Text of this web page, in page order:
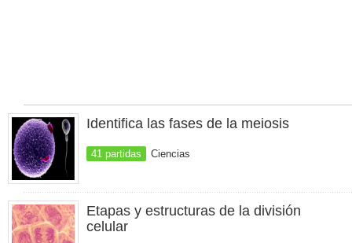
Identifica las fases de la meiosis
41 partidas Ciencias
Etapas y estructuras de la división
celular